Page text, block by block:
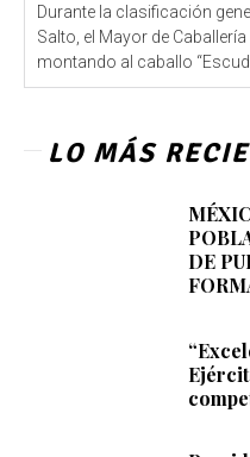
Durante la clasificación
Salto, el Mayor de
montando al caballo
LO MÁS
DE